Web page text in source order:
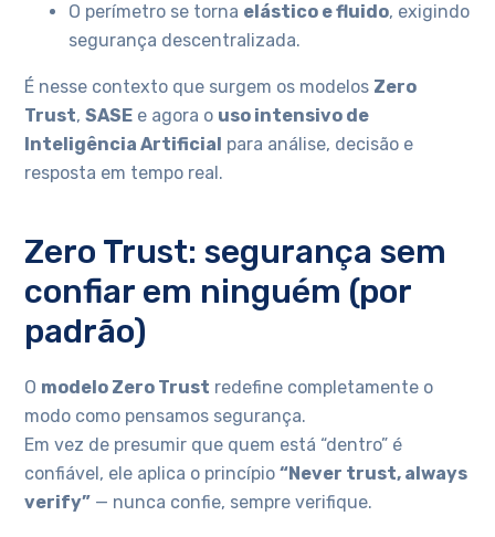
O perímetro se torna elástico e fluido, exigindo
segurança descentralizada.
É nesse contexto que surgem os modelos Zero
Trust,SASE e agora o uso intensivo de
Inteligência Artificial para análise, decisão e
resposta em tempo real.
Zero Trust: segurança sem
confiar em ninguém (por
padrão)
O modelo Zero Trust redefine completamente o
modo como pensamos segurança.
Em vez de presumir que quem está “dentro” é
confiável, ele aplica o princípio“Never trust, always
verify” — nunca confie, sempre verifique.